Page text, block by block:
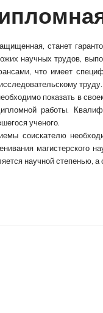
станет
научных трудов,
что имеет
труду.
показать в
работы.
ученого.
соискателю
магистерского
научной степенью, а